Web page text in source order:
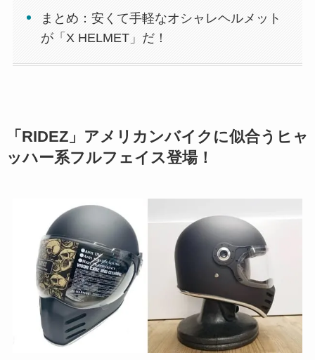
まとめ：安くて手軽なオシャレヘルメット
が「X HELMET」だ！
「RIDEZ」アメリカンバイクに似合うヒャ
ッハー系フルフェイス登場！